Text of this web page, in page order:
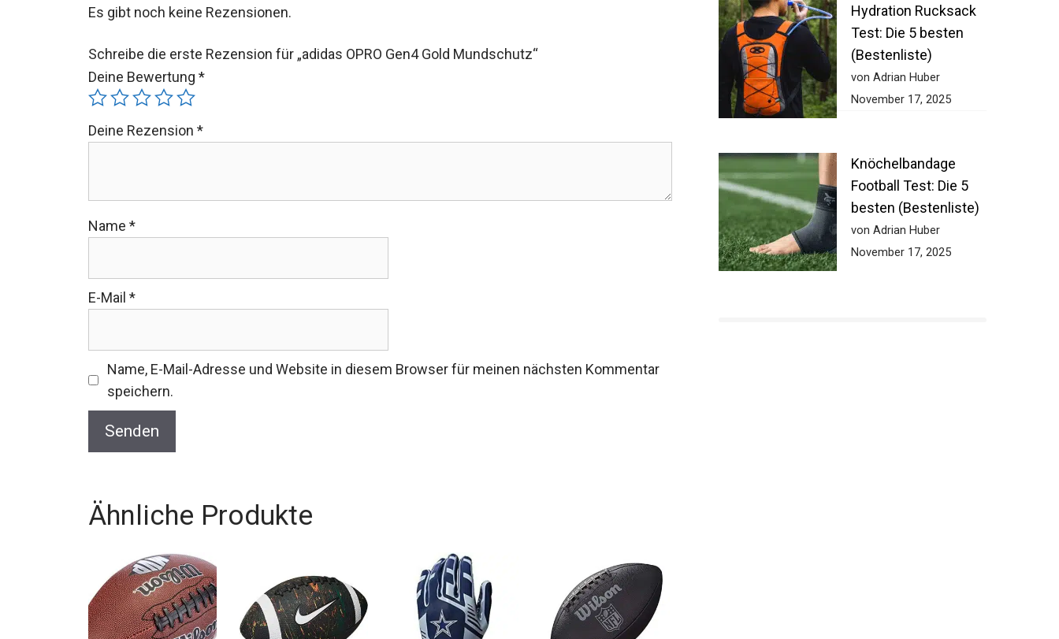
Es gibt noch keine Rezensionen.
Schreibe die erste Rezension für „adidas OPRO Gen4 Gold Mundschutz“
Deine Bewertung *
Deine Rezension *
Name *
E-Mail *
Name, E-Mail-Adresse und Website in diesem Browser für meinen nächsten Kommentar
speichern.
Ähnliche Produkte
Hydration Rucksack
Test: Die 5 besten
(Bestenliste)
von Adrian Huber
November 17, 2025
Knöchelbandage
Football Test: Die 5
besten (Bestenliste)
von Adrian Huber
November 17, 2025